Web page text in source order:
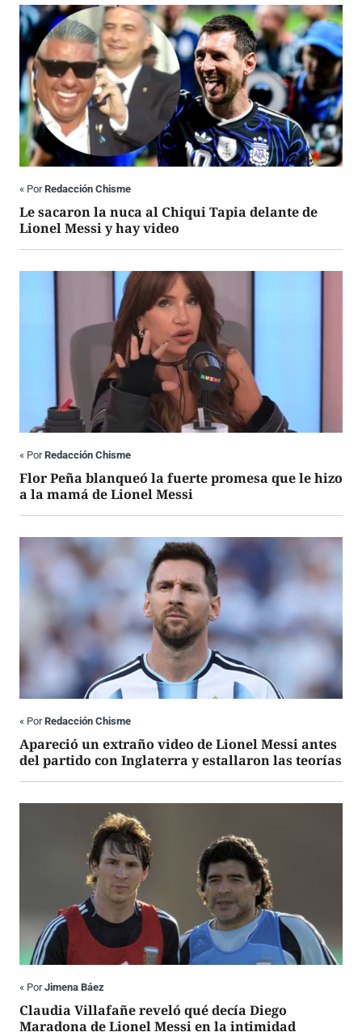
« PorRedacción Chisme
Le sacaron la nuca al Chiqui Tapia delante de
Lionel Messi y hay video
« PorRedacción Chisme
Flor Peña blanqueó la fuerte promesa que le hizo
a la mamá de Lionel Messi
« PorRedacción Chisme
Apareció un extraño video de Lionel Messi antes
del partido con Inglaterra y estallaron las teorías
« PorJimena Báez
Claudia Villafañe reveló qué decía Diego
Maradona de Lionel Messi en la intimidad